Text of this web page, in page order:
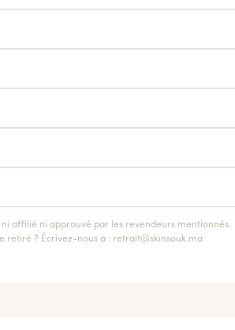
ni affilié ni approuvé par les revendeurs mentionnés.
retiré ? Écrivez-nous à : retrait@skinsouk.ma